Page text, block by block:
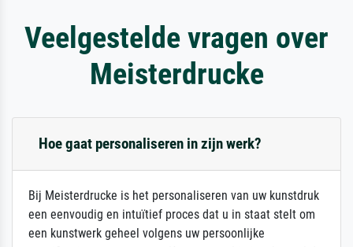
Veelgestelde vragen over
Meisterdrucke
Hoe gaat personaliseren in zijn werk?
Bij Meisterdrucke is het personaliseren van uw kunstdruk
een eenvoudig en intuïtief proces dat u in staat stelt om
een kunstwerk geheel volgens uw persoonlijke